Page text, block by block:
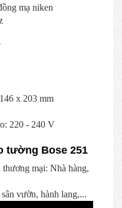
mạ niken
x 203 mm
220 - 240 V
tường Bose 251
mại: Nhà hàng,
vườn, hành lang,...